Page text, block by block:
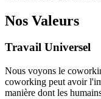
Nos Valeurs
Travail Universel
Nous voyons le
coworking peut avoir
manière dont les